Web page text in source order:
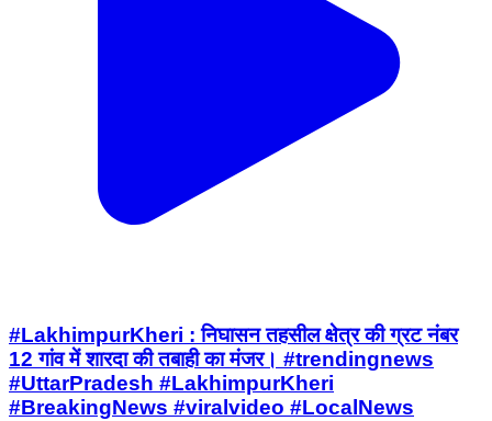
#LakhimpurKheri : निघासन तहसील क्षेत्र की ग्रट नंबर
12 गांव में शारदा की तबाही का मंजर। #trendingnews
#UttarPradesh #LakhimpurKheri
#BreakingNews #viralvideo #LocalNews